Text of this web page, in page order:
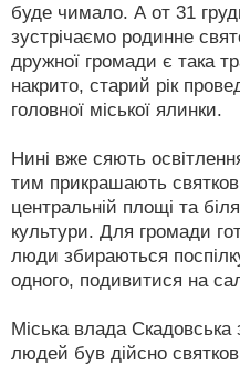
буде чимало. А от 31
зустрічаємо родинне
дружної громади є така
накрито, старий рік
головної міської ялинки.
Нині вже сяють
тим прикрашають
центральній площі та
культури. Для громади
люди збираються
одного, подивитися на
Міська влада
людей був дійсно